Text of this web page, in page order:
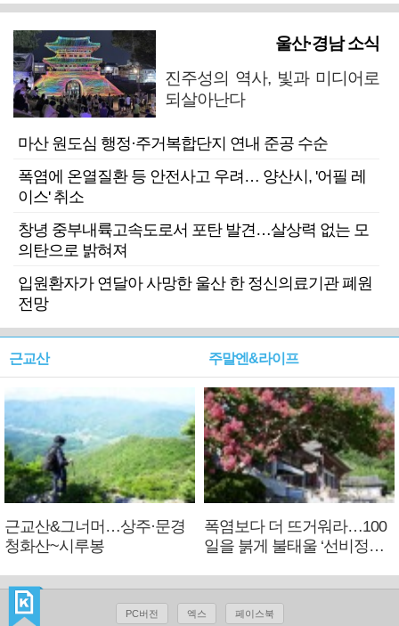
울산·경남 소식
진주성의 역사, 빛과 미디어로
되살아난다
마산 원도심 행정·주거복합단지 연내 준공 수순
폭염에 온열질환 등 안전사고 우려… 양산시, '어필 레
이스' 취소
창녕 중부내륙고속도로서 포탄 발견…살상력 없는 모
의탄으로 밝혀져
입원환자가 연달아 사망한 울산 한 정신의료기관 폐원
전망
근교산
근교산&그너머…상주·문경
청화산~시루봉
주말엔&라이프
폭염보다 더 뜨거워라…100
일을 붉게 불태울 ‘선비정신’
PC버전 엑스 페이스북